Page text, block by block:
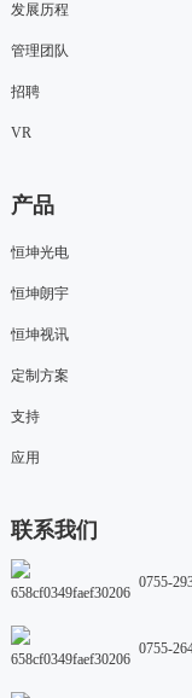
发展历程
管理团队
招聘
VR
产品
恒坤光电
恒坤朗宇
恒坤视讯
定制方案
支持
应用
联系我们
0755-
0755-